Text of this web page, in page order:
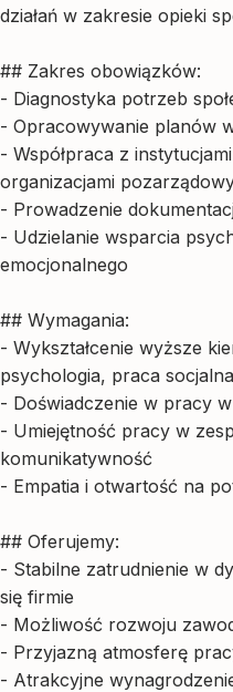
działań w zakresie opieki
## Zakres obowiązków:
- Diagnostyka potrzeb
- Opracowywanie planów
- Współpraca z
organizacjami
- Prowadzenie
- Udzielanie wsparcia
emocjonalnego
## Wymagania:
- Wykształcenie wyższe
psychologia, praca
- Doświadczenie w pracy
- Umiejętność pracy w
komunikatywność
- Empatia i otwartość na
## Oferujemy:
- Stabilne zatrudnienie w
się firmie
- Możliwość rozwoju
- Przyjazną atmosferę
- Atrakcyjne